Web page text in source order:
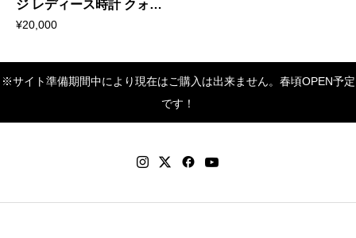
ジ レディース時計 クォー
ツ SS 文字盤ブルー
¥20,000
※サイト準備期間中により現在はご購入は出来ません。春頃OPEN予定
です！